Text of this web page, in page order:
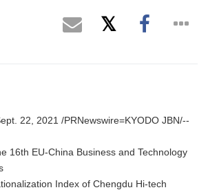
22, 2021 /PRNewswire=KYODO JBN/--
16th EU-China Business and Technology
Index of Chengdu Hi-tech